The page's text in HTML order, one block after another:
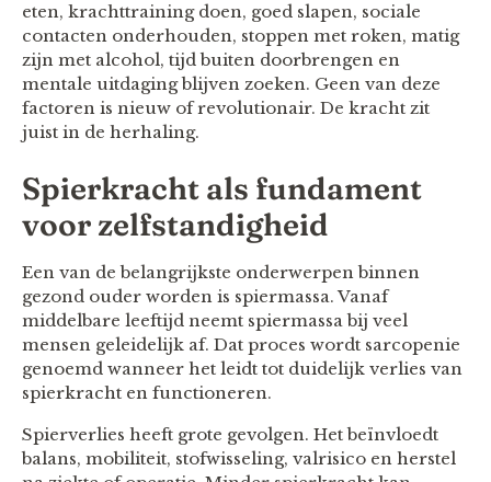
eten, krachttraining doen, goed slapen, sociale
contacten onderhouden, stoppen met roken, matig
zijn met alcohol, tijd buiten doorbrengen en
mentale uitdaging blijven zoeken. Geen van deze
factoren is nieuw of revolutionair. De kracht zit
juist in de herhaling.
Spierkracht als fundament
voor zelfstandigheid
Een van de belangrijkste onderwerpen binnen
gezond ouder worden is spiermassa. Vanaf
middelbare leeftijd neemt spiermassa bij veel
mensen geleidelijk af. Dat proces wordt sarcopenie
genoemd wanneer het leidt tot duidelijk verlies van
spierkracht en functioneren.
Spierverlies heeft grote gevolgen. Het beïnvloedt
balans, mobiliteit, stofwisseling, valrisico en herstel